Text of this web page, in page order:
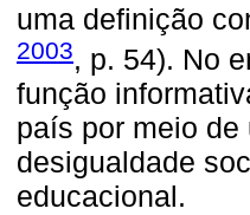
uma definição
2003, p. 54). No
função
país por meio
desigualdade
educacional.